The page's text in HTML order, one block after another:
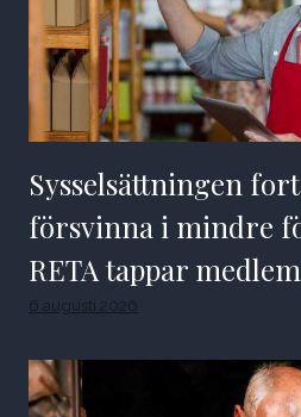
Sysselsättningen
försvinna i mindre
RETA tappar
6 augusti 2026